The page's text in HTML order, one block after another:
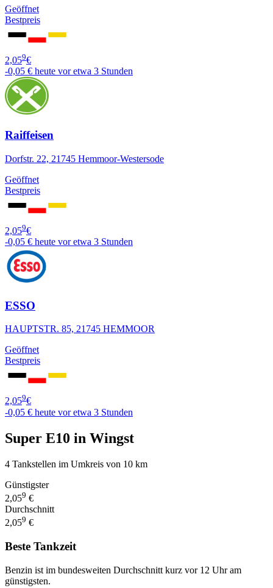
Geöffnet
Bestpreis
2,059€
-0,05 € heute vor etwa 3 Stunden
Raiffeisen
Dorfstr. 22, 21745 Hemmoor-Westersode
Geöffnet
Bestpreis
2,059€
-0,05 € heute vor etwa 3 Stunden
ESSO
HAUPTSTR. 85, 21745 HEMMOOR
Geöffnet
Bestpreis
2,059€
-0,05 € heute vor etwa 3 Stunden
Super E10 in Wingst
4 Tankstellen im Umkreis von 10 km
Günstigster
2,059 €
Durchschnitt
2,059 €
Beste Tankzeit
Benzin ist im bundesweiten Durchschnitt kurz vor 12 Uhr am
günstigsten.